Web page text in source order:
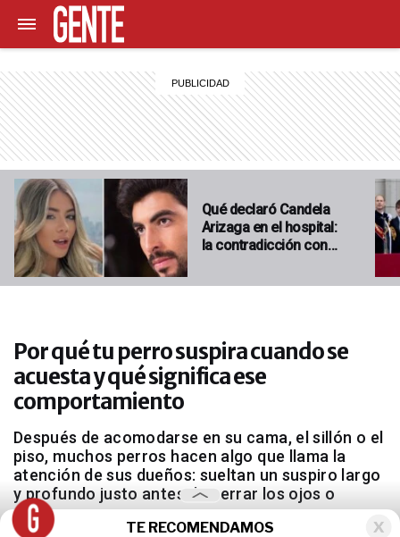
Qué declaró Candela
Arizaga en el hospital:
la contradicción con…
Por qué tu perro suspira cuando se
acuesta y qué significa ese
comportamiento
Después de acomodarse en su cama, el sillón o el
piso, muchos perros hacen algo que llama la
atención de sus dueños: sueltan un suspiro largo
y profundo justo antes de cerrar los ojos o
relajarse.
TE RECOMENDAMOS